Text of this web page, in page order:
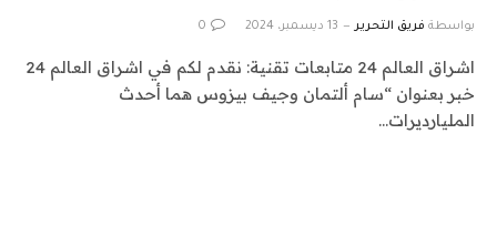
بواسطة فريق التحرير 13 ديسمبر، 2024 0
اشراق العالم 24 متابعات تقنية: نقدم لكم في اشراق العالم 24
خبر بعنوان “سام ألتمان وجيف بيزوس هما أحدث
المليارديرات…